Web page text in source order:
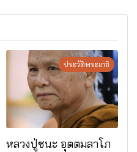
ประวัติพระเกจิ
หลวงปู่ชนะ อุตตมลาโภ